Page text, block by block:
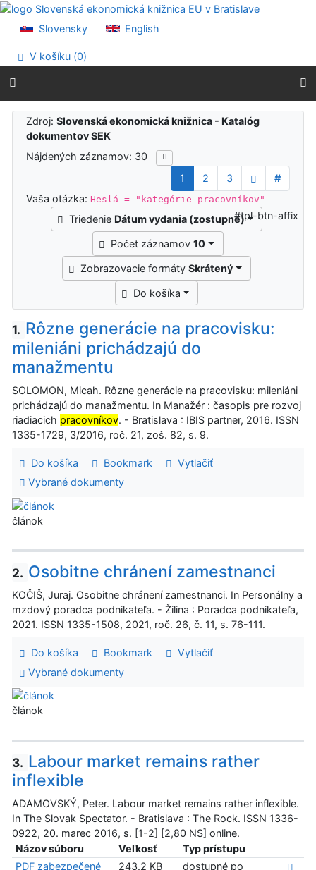
Prejsť na obsah
Prehlásenie o webovej prístupnosti
Slovensky English
V košíku (0)
Výsledky vyhľadávania
Zdroj:Slovenská ekonomická knižnica - Katalóg
dokumentov SEK
Nájdených záznamov: 30
1
2 3
#
Vaša otázka:Heslá = "kategórie pracovníkov"
Triedenie Dátum vydania (zostupne)
Počet záznamov10
Zobrazovacie formátySkrátený
Do košíka
#tpl-btn-affix
1. Rôzne generácie na pracovisku:
mileniáni prichádzajú do
manažmentu
SOLOMON, Micah. Rôzne generácie na pracovisku: mileniáni
prichádzajú do manažmentu. In Manažér : časopis pre rozvoj
riadiacich pracovníkov. - Bratislava : IBIS partner, 2016. ISSN
1335-1729, 3/2016, roč. 21, zoš. 82, s. 9.
Do košíka Bookmark
Vytlačiť
Vybrané dokumenty
článok
2. Osobitne chránení zamestnanci
KOČIŠ, Juraj. Osobitne chránení zamestnanci. In Personálny a
mzdový poradca podnikateľa. - Žilina : Poradca podnikateľa,
2021. ISSN 1335-1508, 2021, roč. 26, č. 11, s. 76-111.
Do košíka Bookmark
Vytlačiť
Vybrané dokumenty
článok
3. Labour market remains rather
inflexible
ADAMOVSKÝ, Peter. Labour market remains rather inflexible.
In The Slovak Spectator. - Bratislava : The Rock. ISSN 1336-
0922, 20. marec 2016, s. [1-2] [2,80 NS] online.
Názov súboru
Veľkosť
Typ prístupu
PDF zabezpečené
243.2 KB
dostupné po